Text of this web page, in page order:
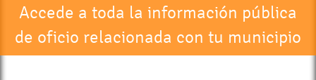
Accede a toda la información pública
de oficio relacionada con tu municipio